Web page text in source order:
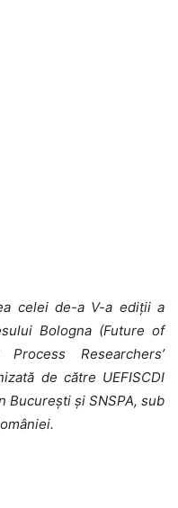
celei de-a V-a ediții a
Bologna (Future of
Researchers’
de către UEFISCDI
București și SNSPA, sub